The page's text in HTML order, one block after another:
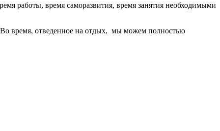
работы, время саморазвития, время занятия необходимыми
время, отведенное на отдых, мы можем полностью